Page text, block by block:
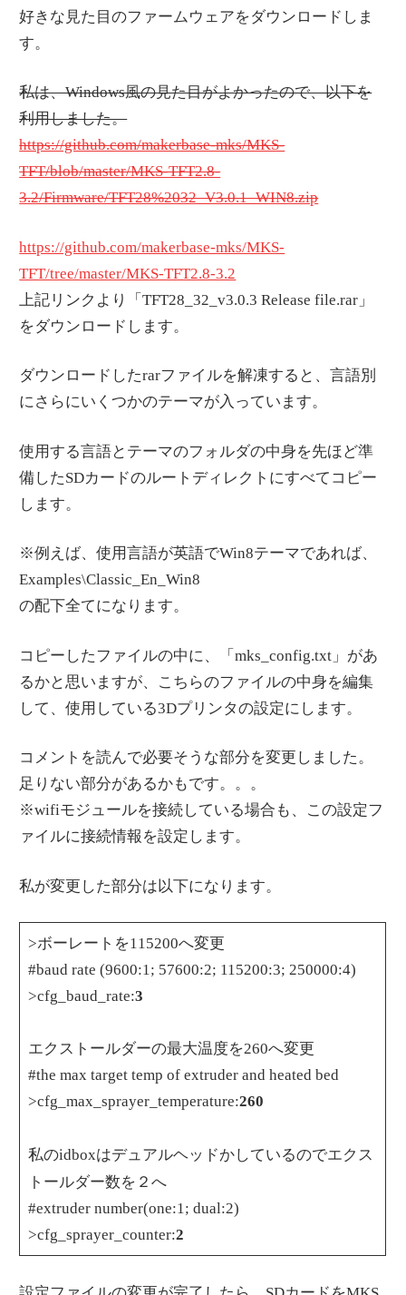
好きな見た目のファームウェアをダウンロードしま
す。
私は、Windows風の見た目がよかったので、以下を
利用しました。
https://github.com/makerbase-mks/MKS-
TFT/blob/master/MKS-TFT2.8-
3.2/Firmware/TFT28%2032_V3.0.1_WIN8.zip
https://github.com/makerbase-mks/MKS-
TFT/tree/master/MKS-TFT2.8-3.2
上記リンクより「TFT28_32_v3.0.3 Release file.rar」
をダウンロードします。
ダウンロードしたrarファイルを解凍すると、言語別
にさらにいくつかのテーマが入っています。
使用する言語とテーマのフォルダの中身を先ほど準
備したSDカードのルートディレクトにすべてコピー
します。
※例えば、使用言語が英語でWin8テーマであれば、
Examples\Classic_En_Win8
の配下全てになります。
コピーしたファイルの中に、「mks_config.txt」があ
るかと思いますが、こちらのファイルの中身を編集
して、使用している3Dプリンタの設定にします。
コメントを読んで必要そうな部分を変更しました。
足りない部分があるかもです。。。
※wifiモジュールを接続している場合も、この設定フ
ァイルに接続情報を設定します。
私が変更した部分は以下になります。
>ボーレートを115200へ変更
#baud rate (9600:1; 57600:2; 115200:3; 250000:4)
>cfg_baud_rate:3
エクストールダーの最大温度を260へ変更
#the max target temp of extruder and heated bed
>cfg_max_sprayer_temperature:260
私のidboxはデュアルヘッドかしているのでエクス
トールダー数を２へ
#extruder number(one:1; dual:2)
>cfg_sprayer_counter:2